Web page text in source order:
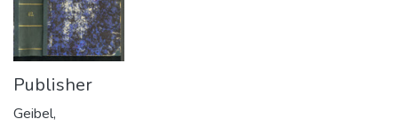
Publisher
Geibel,